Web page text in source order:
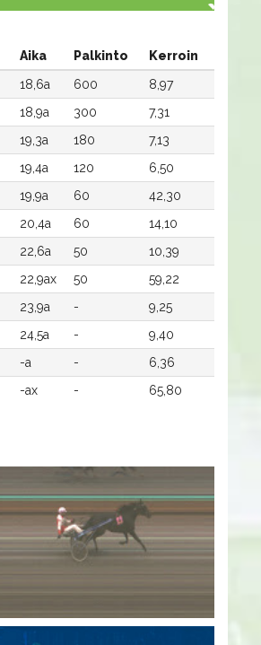
Aika Palkinto
Kerroin
18,6a 600
8,97
18,9a 300
7,31
19,3a 180
7,13
19,4a 120
6,50
19,9a 60
42,30
20,4a 60
14,10
22,6a 50
10,39
22,9ax 50
59,22
23,9a -
9,25
24,5a -
9,40
-a -
6,36
-ax - 65,80